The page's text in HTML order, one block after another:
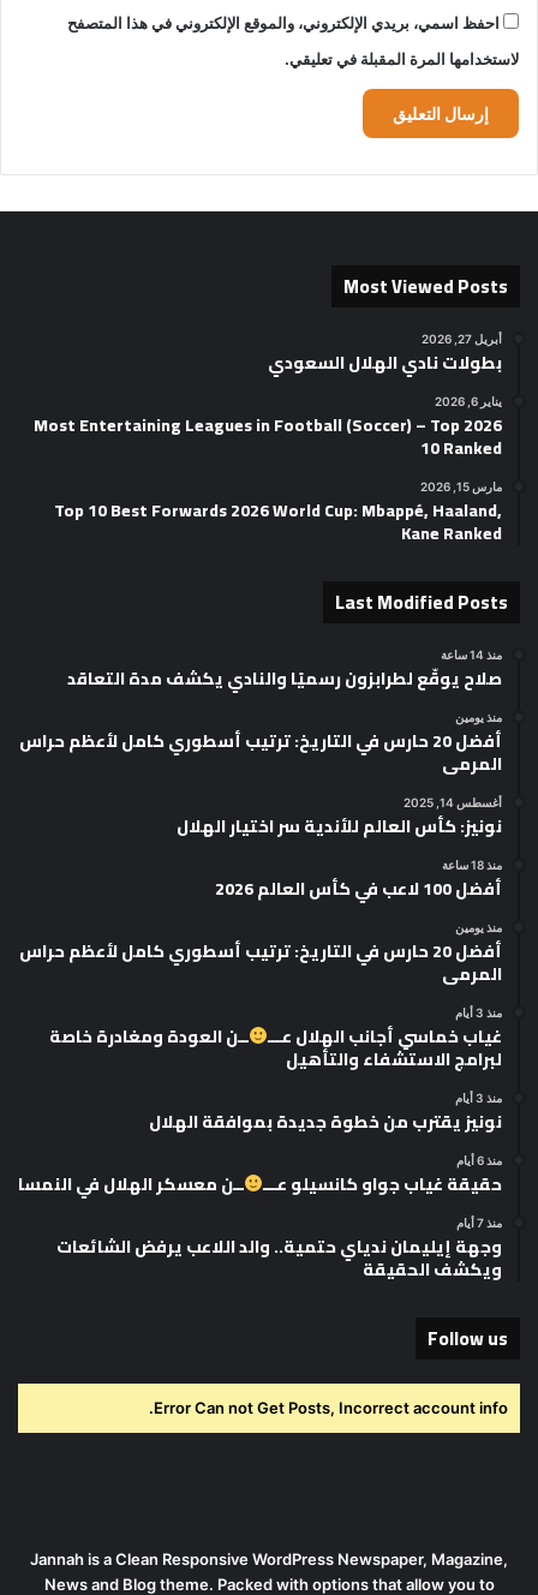
احفظ اسمي، بريدي الإلكتروني، والموقع الإلكتروني في هذا المتصفح
لاستخدامها المرة المقبلة في تعليقي.
Most Viewed Posts
أبريل 27, 2026
بطولات نادي الهلال السعودي
يناير 6, 2026
2026 Most Entertaining Leagues in Football (Soccer) – Top
10 Ranked
مارس 15, 2026
Top 10 Best Forwards 2026 World Cup: Mbappé, Haaland,
Kane Ranked
Last Modified Posts
منذ 14 ساعة
صلاح يوقّع لطرابزون رسميًا والنادي يكشف مدة التعاقد
منذ يومين
أفضل 20 حارس في التاريخ: ترتيب أسطوري كامل لأعظم حراس
المرمى
أغسطس 14, 2025
نونيز: كأس العالم للأندية سر اختيار الهلال
منذ 18 ساعة
أفضل 100 لاعب في كأس العالم 2026
منذ يومين
أفضل 20 حارس في التاريخ: ترتيب أسطوري كامل لأعظم حراس
المرمى
منذ 3 أيام
غياب خماسي أجانب الهلال عـــ ــن العودة ومغادرة خاصة
لبرامج الاستشفاء والتأهيل
منذ 3 أيام
نونيز يقترب من خطوة جديدة بموافقة الهلال
منذ 6 أيام
حقيقة غياب جواو كانسيلو عـــ ــن معسكر الهلال في النمسا
منذ 7 أيام
وجهة إيليمان ندياي حتمية.. والد اللاعب يرفض الشائعات
ويكشف الحقيقة
Follow us
Error Can not Get Posts, Incorrect account info.
Jannah is a Clean Responsive WordPress Newspaper, Magazine,
News and Blog theme. Packed with options that allow you to